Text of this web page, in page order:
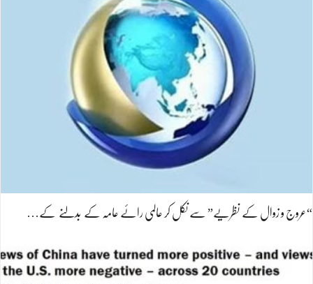
“عروج و زوال کے نظریے” سے نکل کر عالمی رائے عامہ کے بدلنے کے…